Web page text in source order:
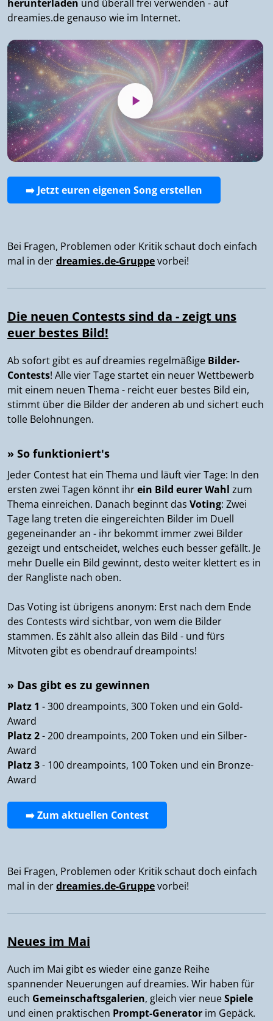
herunterladen und überall frei verwenden - auf
dreamies.de genauso wie im Internet.
➡️ Jetzt euren eigenen Song erstellen
Bei Fragen, Problemen oder Kritik schaut doch einfach
mal in derdreamies.de-Gruppevorbei!
Die neuen Contests sind da - zeigt uns
euer bestes Bild!
Ab sofort gibt es auf dreamies regelmäßige Bilder-
Contests! Alle vier Tage startet ein neuer Wettbewerb
mit einem neuen Thema - reicht euer bestes Bild ein,
stimmt über die Bilder der anderen ab und sichert euch
tolle Belohnungen.
» So funktioniert's
Jeder Contest hat ein Thema und läuft vier Tage: In den
ersten zwei Tagen könnt ihrein Bild eurer Wahl zum
Thema einreichen. Danach beginnt das Voting: Zwei
Tage lang treten die eingereichten Bilder im Duell
gegeneinander an - ihr bekommt immer zwei Bilder
gezeigt und entscheidet, welches euch besser gefällt. Je
mehr Duelle ein Bild gewinnt, desto weiter klettert es in
der Rangliste nach oben.
Das Voting ist übrigens anonym: Erst nach dem Ende
des Contests wird sichtbar, von wem die Bilder
stammen. Es zählt also allein das Bild - und fürs
Mitvoten gibt es obendrauf dreampoints!
» Das gibt es zu gewinnen
Platz 1 - 300 dreampoints, 300 Token und ein Gold-
Award
Platz 2- 200 dreampoints, 200 Token und ein Silber-
Award
Platz 3- 100 dreampoints, 100 Token und ein Bronze-
Award
➡️ Zum aktuellen Contest
Bei Fragen, Problemen oder Kritik schaut doch einfach
mal in derdreamies.de-Gruppevorbei!
Neues im Mai
Auch im Mai gibt es wieder eine ganze Reihe
spannender Neuerungen auf dreamies. Wir haben für
euch Gemeinschaftsgalerien, gleich vier neueSpiele
und einen praktischen Prompt-Generator im Gepäck.